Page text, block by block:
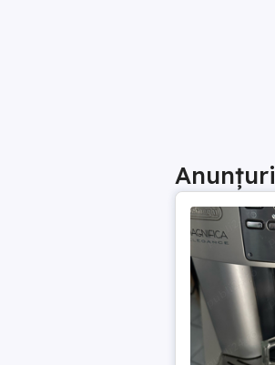
Anunțuri